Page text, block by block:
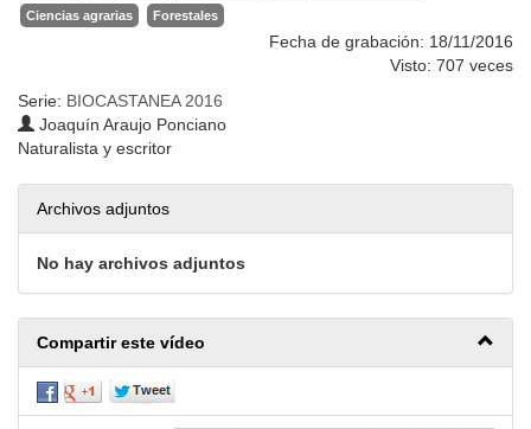
Ciencias agrarias
Forestales
Fecha de grabación: 18/11/2016
Visto: 707 veces
Serie: BIOCASTANEA 2016
Joaquín Araujo Ponciano
Naturalista y escritor
Archivos adjuntos
No hay archivos adjuntos
Compartir este vídeo